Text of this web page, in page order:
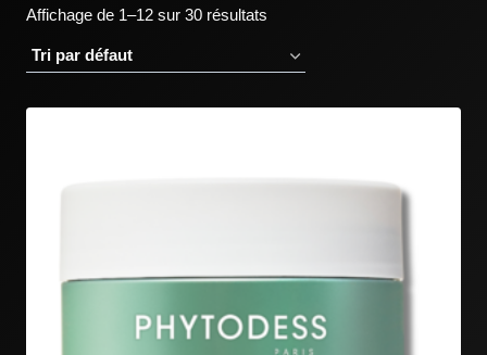
Affichage de 1–12 sur 30 résultats